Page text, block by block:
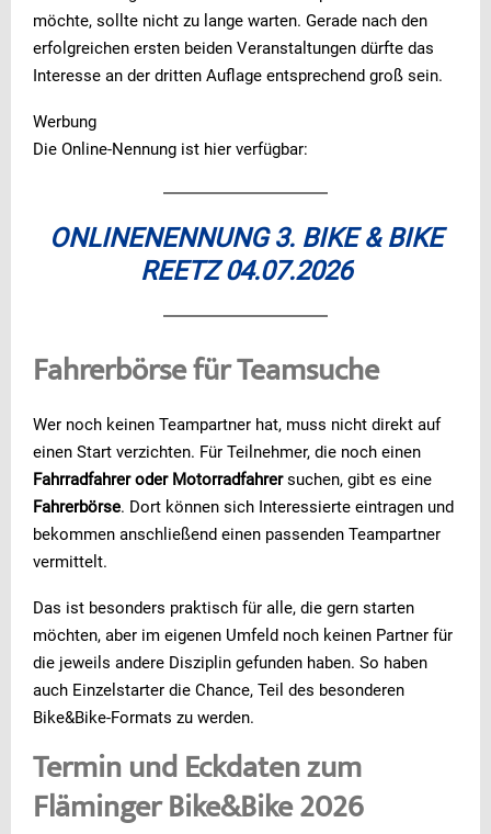
möchte, sollte nicht zu lange warten. Gerade nach den
erfolgreichen ersten beiden Veranstaltungen dürfte das
Interesse an der dritten Auflage entsprechend groß sein.
Werbung
Die Online-Nennung ist hier verfügbar:
ONLINENENNUNG 3. BIKE & BIKE
REETZ 04.07.2026
Fahrerbörse für Teamsuche
Wer noch keinen Teampartner hat, muss nicht direkt auf
einen Start verzichten. Für Teilnehmer, die noch einen
Fahrradfahrer oder Motorradfahrersuchen, gibt es eine
Fahrerbörse. Dort können sich Interessierte eintragen und
bekommen anschließend einen passenden Teampartner
vermittelt.
Das ist besonders praktisch für alle, die gern starten
möchten, aber im eigenen Umfeld noch keinen Partner für
die jeweils andere Disziplin gefunden haben. So haben
auch Einzelstarter die Chance, Teil des besonderen
Bike&Bike-Formats zu werden.
Termin und Eckdaten zum
Fläminger Bike&Bike 2026